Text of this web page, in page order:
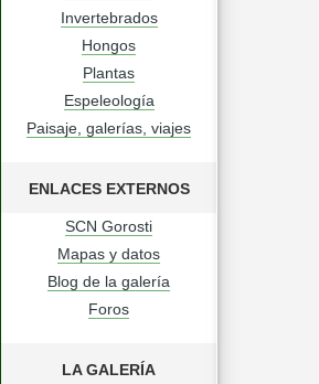
Invertebrados
Hongos
Plantas
Espeleología
Paisaje, galerías, viajes
ENLACES EXTERNOS
SCN Gorosti
Mapas y datos
Blog de la galería
Foros
LA GALERÍA